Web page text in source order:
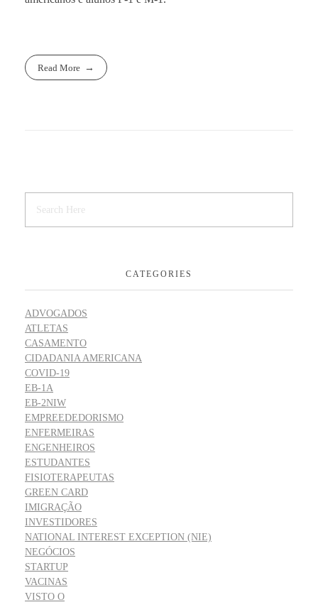
Read More
CATEGORIES
ADVOGADOS
ATLETAS
CASAMENTO
CIDADANIA AMERICANA
COVID-19
EB-1A
EB-2NIW
EMPREEDEDORISMO
ENFERMEIRAS
ENGENHEIROS
ESTUDANTES
FISIOTERAPEUTAS
GREEN CARD
IMIGRAÇÃO
INVESTIDORES
NATIONAL INTEREST EXCEPTION (NIE)
NEGÓCIOS
STARTUP
VACINAS
VISTO O